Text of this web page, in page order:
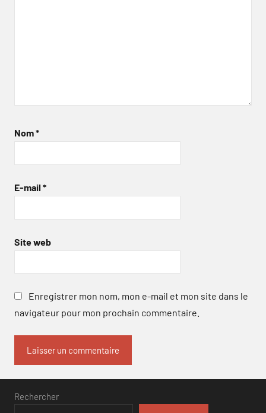
Nom*
E-mail *
Site web
Enregistrer mon nom, mon e-mail et mon site dans le
navigateur pour mon prochain commentaire.
Rechercher